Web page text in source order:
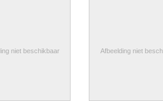
niet beschikbaar Afbeelding niet